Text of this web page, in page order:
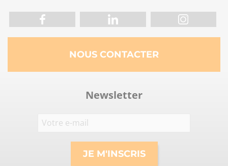
NOUS CONTACTER
Newsletter